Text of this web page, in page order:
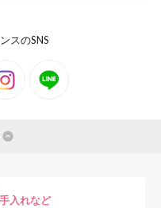
スのSNS
入れなど